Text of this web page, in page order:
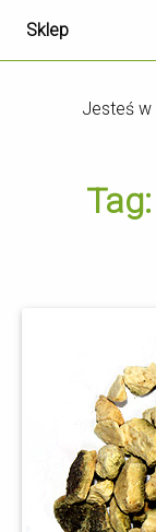
Sklep
Jesteś w
Tag: